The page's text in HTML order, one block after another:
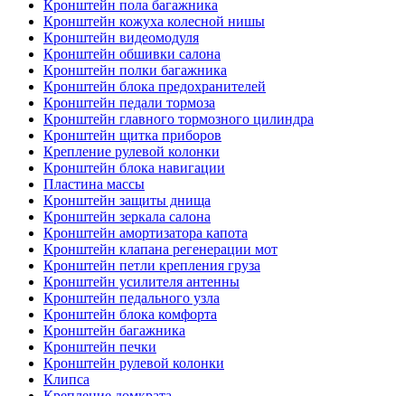
Кронштейн пола багажника
Кронштейн кожуха колесной нишы
Кронштейн видеомодуля
Кронштейн обшивки салона
Кронштейн полки багажника
Кронштейн блока предохранителей
Кронштейн педали тормоза
Кронштейн главного тормозного цилиндра
Кронштейн щитка приборов
Крепление рулевой колонки
Кронштейн блока навигации
Пластина массы
Кронштейн защиты днища
Кронштейн зеркала салона
Кронштейн амортизатора капота
Кронштейн клапана регенерации мот
Кронштейн петли крепления груза
Кронштейн усилителя антенны
Кронштейн педального узла
Кронштейн блока комфорта
Кронштейн багажника
Кронштейн печки
Кронштейн рулевой колонки
Клипса